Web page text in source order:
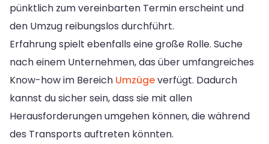
pünktlich zum vereinbarten Termin erscheint und
den Umzug reibungslos durchführt.
Erfahrung spielt ebenfalls eine große Rolle. Suche
nach einem Unternehmen, das über umfangreiches
Know-how im Bereich Umzügeverfügt. Dadurch
kannst du sicher sein, dass sie mit allen
Herausforderungen umgehen können, die während
des Transports auftreten könnten.